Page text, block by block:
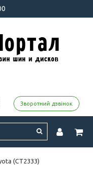
Зворотний дзвінок
(CT2333)